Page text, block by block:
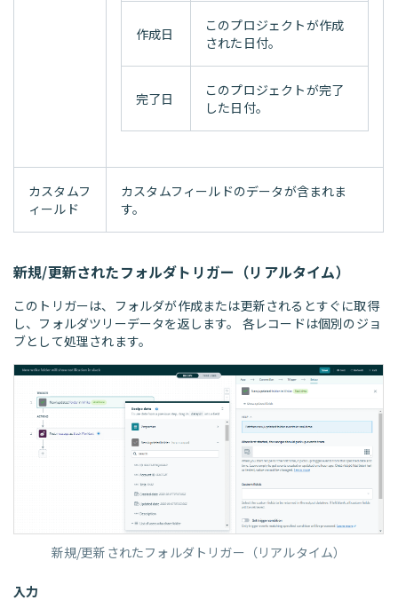
作成日
このプロジェクトが作成
された日付。
完了日
このプロジェクトが完了
した日付。
カスタムフ
ィールド
カスタムフィールドのデータが含まれま
す。
新規/更新されたフォルダトリガー（リアルタイム）
このトリガーは、フォルダが作成または更新されるとすぐに取得
し、フォルダツリーデータを返します。 各レコードは個別のジョ
ブとして処理されます。
新規/更新されたフォルダトリガー（リアルタイム）
入力